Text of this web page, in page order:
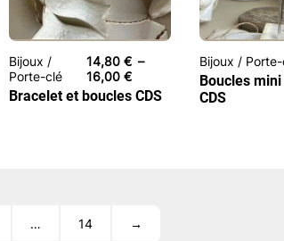
Bijoux /
Porte-clé
14,80 € –
16,00 €Plage
de
prix :
Bracelet et boucles CDS
Bijoux /
Boucles
CDS
… 14 →